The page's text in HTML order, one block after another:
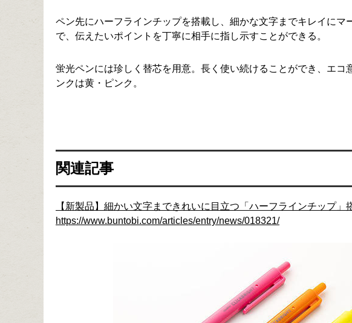
ペン先にハーフラインチップを搭載し、細かな文字までキレイに
で、伝えたいポイントを丁寧に相手に指し示すことができる。
蛍光ペンには珍しく替芯を用意。長く使い続けることができ、エ
ンクは黄・ピンク。
関連記事
【新製品】細かい文字まできれいに目立つ「ハーフラインチップ」
https://www.buntobi.com/articles/entry/news/018321/